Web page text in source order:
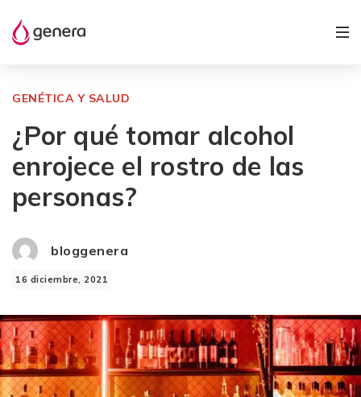
GENÉTICA Y SALUD
¿Por qué tomar alcohol
enrojece el rostro de las
personas?
bloggenera
16 diciembre, 2021